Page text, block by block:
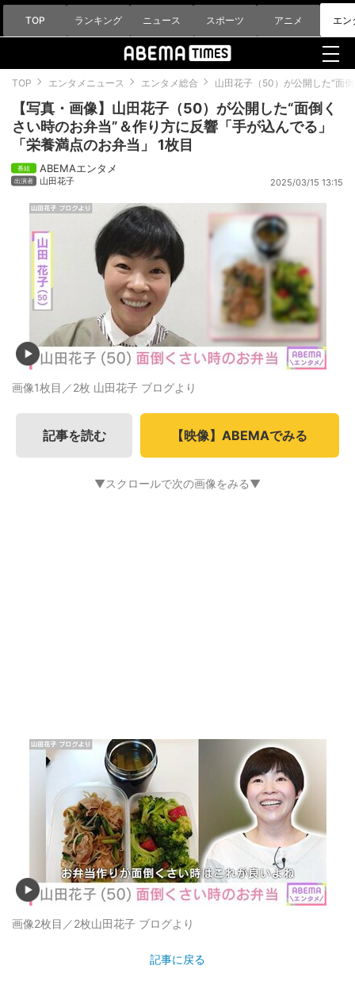
TOP ランキング ニュース スポーツ アニメ エン
TOP エンタメニュース エンタメ総合 山田花子（50）が公開した“面
【写真・画像】山田花子（50）が公開した“面倒く
さい時のお弁当”＆作り方に反響「手が込んでる」
「栄養満点のお弁当」 1枚目
ABEMAエンタメ
山田花子 2025/03/15 13:15
画像1枚目／2枚 山田花子 ブログより
記事を読む 【映像】ABEMAでみる
▼スクロールで次の画像をみる▼
画像2枚目／2枚山田花子 ブログより
記事に戻る